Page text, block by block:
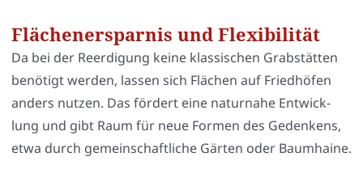
Flächenersparnis und Flexibilität
Da bei der Reer­di­gung kei­ne klas­si­schen Grab­stät­ten
benö­tigt wer­den, las­sen sich Flä­chen auf Fried­hö­fen
anders nut­zen. Das för­dert eine natur­na­he Ent­wick­
lung und gibt Raum für neue For­men des Geden­kens,
etwa durch gemein­schaft­li­che Gär­ten oder Baum­hai­ne.